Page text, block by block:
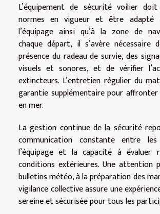
L’équipement de sécurité voilier
normes en vigueur et être
l’équipage ainsi qu’à la zone de
chaque départ, il s’avère nécessaire
présence du radeau de survie, des
visuels et sonores, et de vérifier
extincteurs. L’entretien régulier du
garantie supplémentaire pour
en mer.
La gestion continue de la sécurité
communication constante entre
l’équipage et la capacité à évaluer
conditions extérieures. Une attention
bulletins météo, à la préparation des
vigilance collective assure une
sereine et sécurisée pour tous les